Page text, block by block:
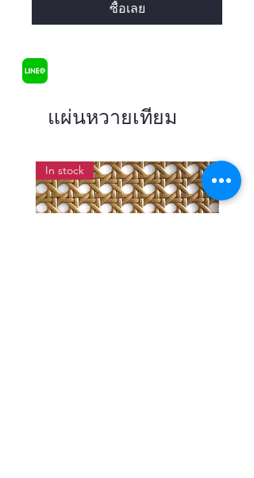
ซื้อเลย
แผ่นหวายเทียม
In stock